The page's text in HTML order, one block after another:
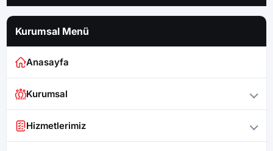
Kurumsal Menü
Anasayfa
Kurumsal
Hizmetlerimiz